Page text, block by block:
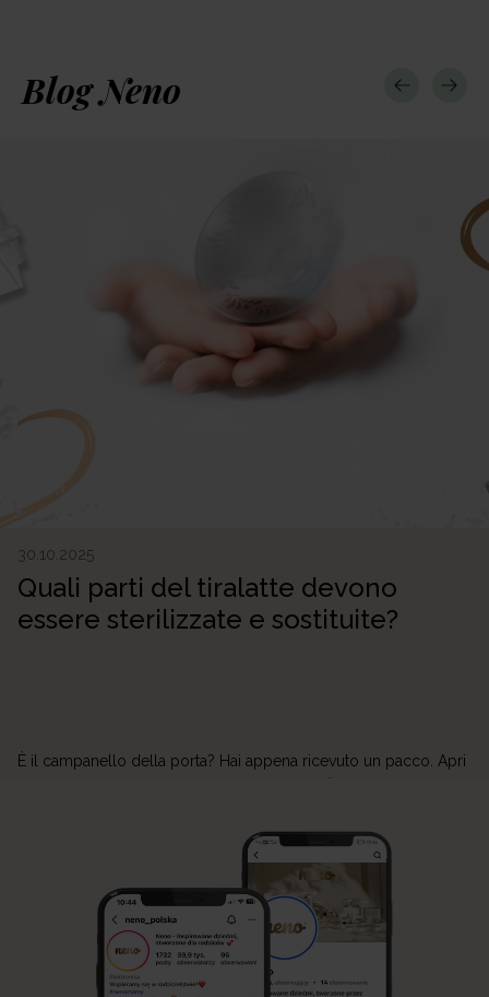
Blog Neno
30.10.2025
Quali parti del tiralatte devono
essere sterilizzate e sostituite?
È il campanello della porta? Hai appena ricevuto un pacco. Apri
ma in realtà… Da dove cominciare? Puoi semplicemente
montarlo, applicarlo al seno e usarlo all’infinito? Assolutamente
no! Probabilmente ti starai chiedendo perché questo […]